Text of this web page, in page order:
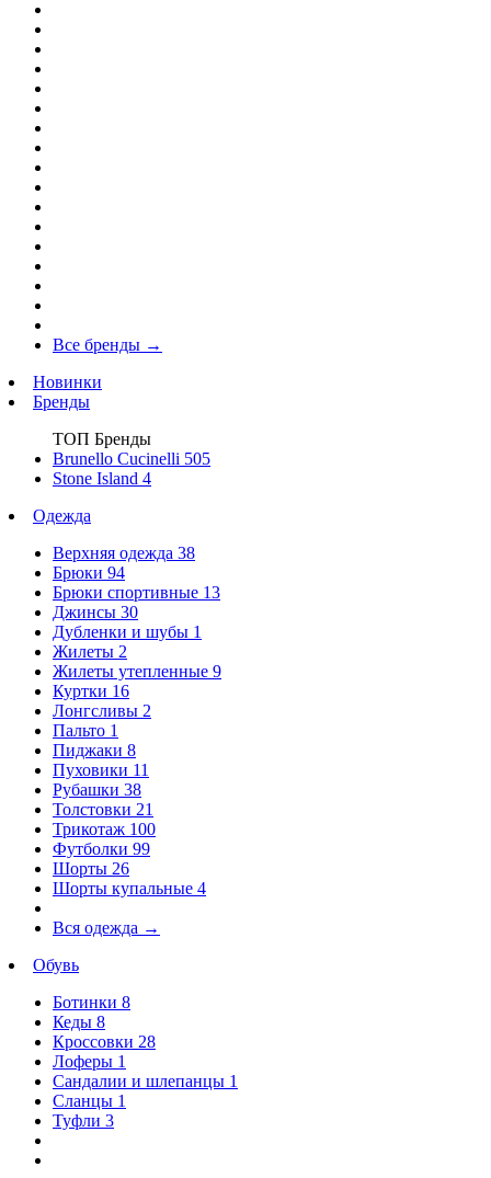
Все бренды →
Новинки
Бренды
ТОП Бренды
Brunello Cucinelli 505
Stone Island 4
Одежда
Верхняя одежда 38
Брюки 94
Брюки спортивные 13
Джинсы 30
Дубленки и шубы 1
Жилеты 2
Жилеты утепленные 9
Куртки 16
Лонгсливы 2
Пальто 1
Пиджаки 8
Пуховики 11
Рубашки 38
Толстовки 21
Трикотаж 100
Футболки 99
Шорты 26
Шорты купальные 4
Вся одежда →
Обувь
Ботинки 8
Кеды 8
Кроссовки 28
Лоферы 1
Сандалии и шлепанцы 1
Сланцы 1
Туфли 3